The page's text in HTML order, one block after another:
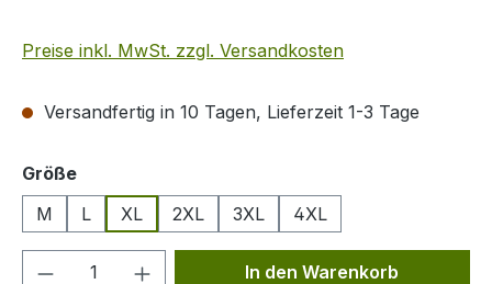
Preise inkl. MwSt. zzgl. Versandkosten
Versandfertig in 10 Tagen, Lieferzeit 1-3 Tage
Größeauswählen
M
L XL 2XL 3XL 4XL
Produkt Anzahl: Gib denIn den Warenkorb